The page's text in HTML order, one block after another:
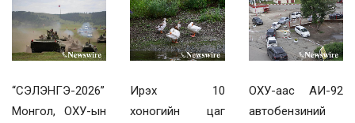
“СЭЛЭНГЭ-2026”
Монгол, ОХУ-ын
Ирэх 10
хоногийн цаг
ОХУ-аас АИ-92
автобензиний